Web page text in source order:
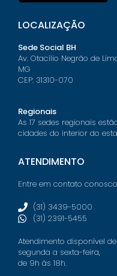
LOCALIZAÇÃO
Sede Social BH
Av. Otacílio Negrão de
MG
CEP: 31310-070
Regionais
As 17 sedes regionais
cidades do interior do
ATENDIMENTO
Entre em contato
(31) 3439-5000
(31) 2391-5455
Atendimento disponível de
segunda a sexta-feira,
de 9h às 18h.